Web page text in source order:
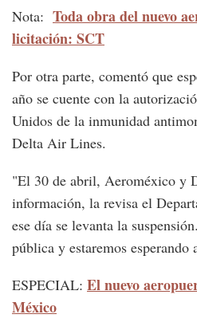
Nota: Toda obra del nuevo
licitación: SCT
Por otra parte, comentó que
año se cuente con la
Unidos de la inmunidad
Delta Air Lines.
"El 30 de abril, Aeroméxico y
información, la revisa el
ese día se levanta la
pública y estaremos
ESPECIAL: El nuevo
México